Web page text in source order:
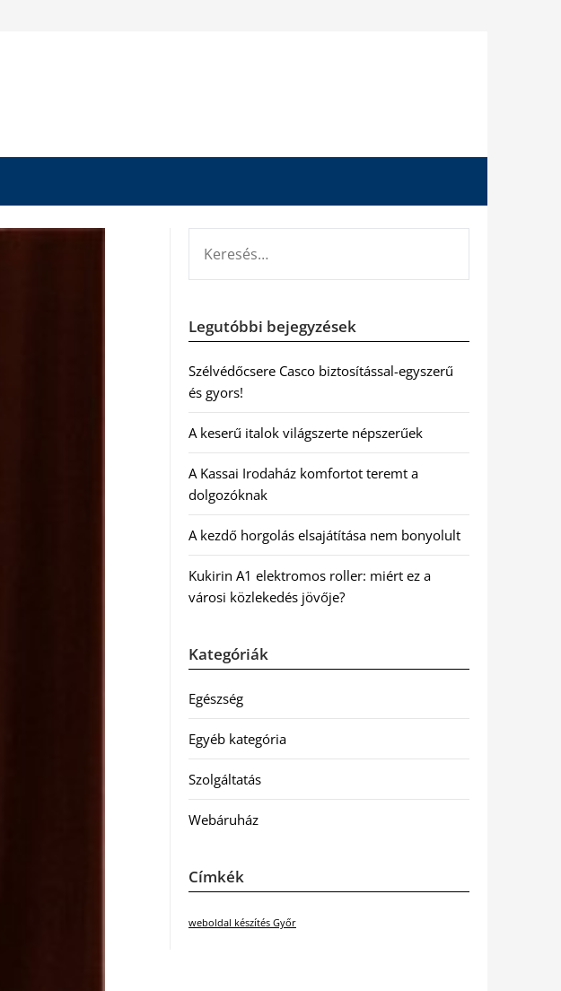
Legutóbbi bejegyzések
Szélvédőcsere Casco biztosítással-egyszerű
és gyors!
A keserű italok világszerte népszerűek
A Kassai Irodaház komfortot teremt a
dolgozóknak
A kezdő horgolás elsajátítása nem bonyolult
Kukirin A1 elektromos roller: miért ez a
városi közlekedés jövője?
Kategóriák
Egészség
Egyéb kategória
Szolgáltatás
Webáruház
Címkék
weboldal készítés Győr